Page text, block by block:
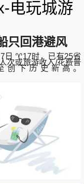
电玩城游
只回港避风
♈17时，已有25省
次或旅游收入/花费普
创下历史新高。